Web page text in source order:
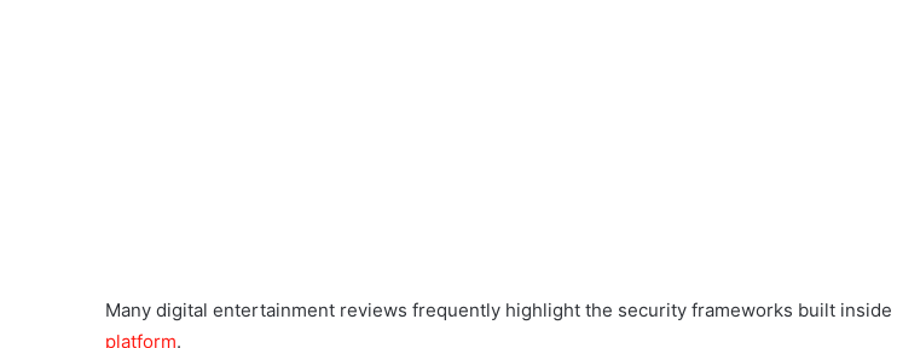
Many digital entertainment reviews frequently highlight the security frameworks built inside
platform.